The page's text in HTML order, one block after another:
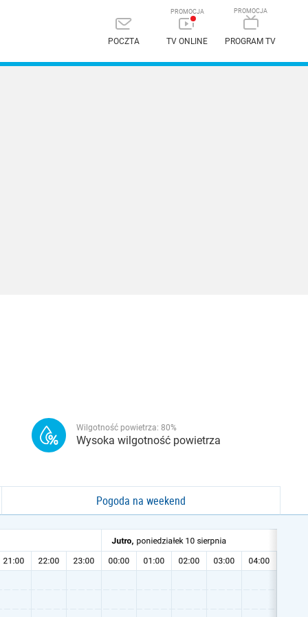
POCZTA TV ONLINE PROGRAM TV
Wilgotność powietrza: 80%
Wysoka wilgotność powietrza
Pogoda na weekend